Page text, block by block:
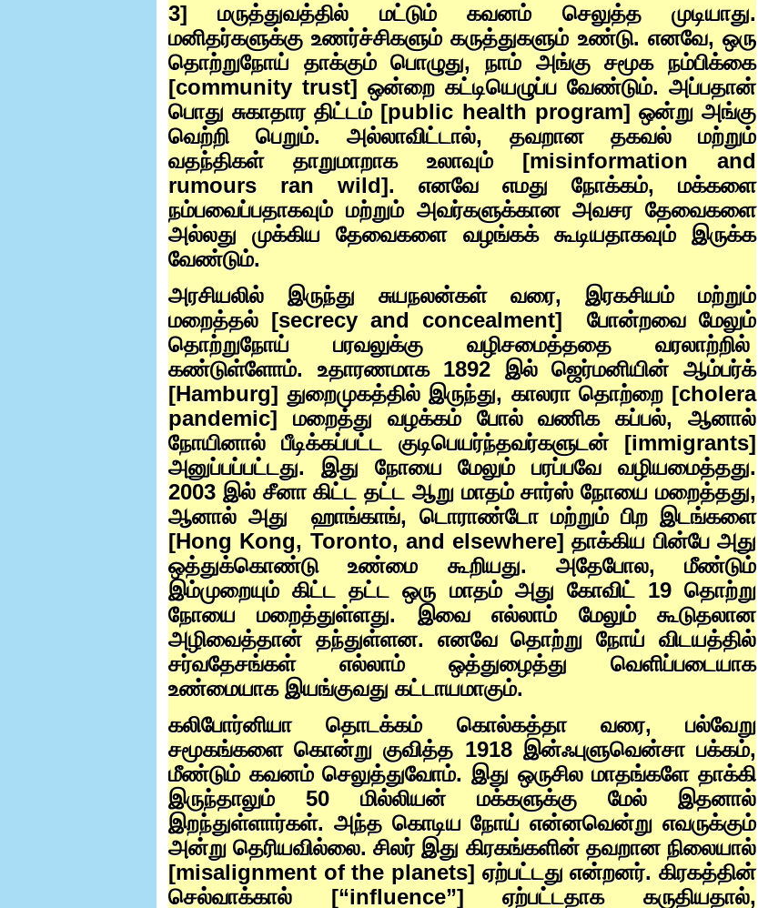
3]மருத்துவத்தில் மட்டும் கவனம் செலுத்த முடியாது.
மனிதர்களுக்கு உணர்ச்சிகளும் கருத்துகளும் உண்டு. எனவே,ஒரு
தொற்றுநோய் தாக்கும் பொழுது, நாம் அங்கு சமூக நம்பிக்கை
[community trust] ஒன்றை கட்டியெழுப்ப வேண்டும். அப்பதான்
பொது சுகாதார திட்டம் [public health program] ஒன்று அங்கு
வெற்றி பெறும். அல்லாவிட்டால், தவறான தகவல் மற்றும்
வதந்திகள் தாறுமாறாக உலாவும் [misinformation and
rumours ran wild]. எனவே எமது நோக்கம், மக்களை
நம்பவைப்பதாகவும் மற்றும் அவர்களுக்கான அவசர தேவைகளை
அல்லது முக்கிய தேவைகளை வழங்கக் கூடியதாகவும் இருக்க
வேண்டும்.
அரசியலில் இருந்து சுயநலன்கள் வரை, இரகசியம் மற்றும்
மறைத்தல் [secrecy and concealment]
போன்றவை மேலும்
தொற்றுநோய் பரவலுக்கு வழிசமைத்ததை வரலாற்றில்
கண்டுள்ளோம். உதாரணமாக 1892 இல் ஜெர்மனியின் ஆம்பர்க்
[Hamburg] துறைமுகத்தில் இருந்து, காலரா தொற்றை [cholera
pandemic] மறைத்து வழக்கம் போல் வணிக கப்பல்,ஆனால்
நோயினால் பீடிக்கப்பட்ட குடிபெயர்ந்தவர்களுடன் [immigrants]
அனுப்பப்பட்டது. இது நோயை மேலும் பரப்பவே வழியமைத்தது.
2003 இல் சீனா கிட்ட தட்ட ஆறு மாதம் சார்ஸ் நோயை மறைத்தது,
ஆனால் அது
ஹாங்காங், டொராண்டோ மற்றும் பிற இடங்களை
[Hong Kong, Toronto, and elsewhere]தாக்கிய பின்பே அது
ஒத்துக்கொண்டு உண்மை கூறியது. அதேபோல, மீண்டும்
இம்முறையும் கிட்ட தட்ட ஒரு மாதம் அது கோவிட் 19தொற்று
நோயை மறைத்துள்ளது. இவை எல்லாம் மேலும் கூடுதலான
அழிவைத்தான் தந்துள்ளன. எனவே தொற்று நோய் விடயத்தில்
சர்வதேசங்கள் எல்லாம் ஒத்துழைத்து வெளிப்படையாக
உண்மையாக இயங்குவது கட்டாயமாகும்.
கலிபோர்னியா தொடக்கம் கொல்கத்தா வரை, பல்வேறு
சமூகங்களை கொன்று குவித்த 1918இன்ஃபுளுவென்சா பக்கம்,
மீண்டும் கவனம் செலுத்துவோம். இது ஒருசில மாதங்களே தாக்கி
இருந்தாலும் 50 மில்லியன் மக்களுக்கு மேல் இதனால்
இறந்துள்ளார்கள். அந்த கொடிய நோய் என்னவென்று எவருக்கும்
அன்று தெரியவில்லை. சிலர் இது கிரகங்களின் தவறான நிலையால்
[misalignment of the planets] ஏற்பட்டது என்றனர். கிரகத்தின்
செல்வாக்கால் [“influence”]ஏற்பட்டதாக கருதியதால்,